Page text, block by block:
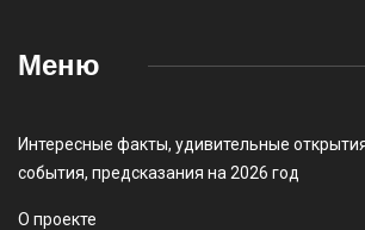
Меню
Интересные факты, удивительные
события, предсказания на 2026 год
О проекте